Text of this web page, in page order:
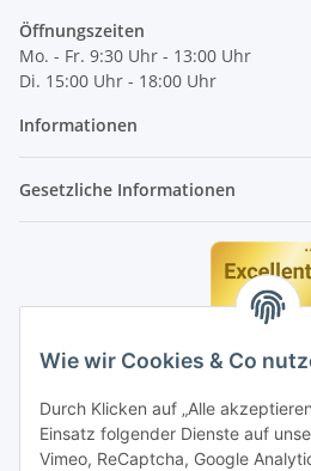
Wie wir Cookies & Co
Durch Klicken auf „Alle
Einsatz folgender Dienste auf
Vimeo, ReCaptcha, Google
Öffnungszeiten
Mo. - Fr. 9:30 Uhr - 13:00 Uhr
Di. 15:00 Uhr - 18:00 Uhr
Informationen
Gesetzliche Informationen